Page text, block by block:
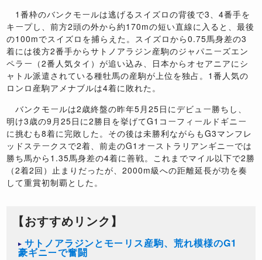
1番枠のバンクモールは逃げるスイズロの背後で3、4番手を
キープし、前方2頭の外から約170mの短い直線に入ると、最後
の100mでスイズロを捕らえた。スイズロから0.75馬身差の3
着には後方2番手からサトノアラジン産駒のジャパニーズエン
ペラー（2番人気タイ）が追い込み、日本からオセアニアにシ
ャトル派遣されている種牡馬の産駒が上位を独占。1番人気の
ロンロ産駒アメナブルは4着に敗れた。
バンクモールは2歳終盤の昨年5月25日にデビュー勝ちし、
明け3歳の9月25日に2勝目を挙げてG1コーフィールドギニー
に挑むも8着に完敗した。その後は未勝利ながらもG3マンフレ
ッドステークスで2着、前走のG1オーストラリアンギニーでは
勝ち馬から1.35馬身差の4着に善戦。これまでマイル以下で2勝
（2着2回）止まりだったが、2000m級への距離延長が功を奏
して重賞初制覇とした。
【おすすめリンク】
サトノアラジンとモーリス産駒、荒れ模様のG1
豪ギニーで奮闘